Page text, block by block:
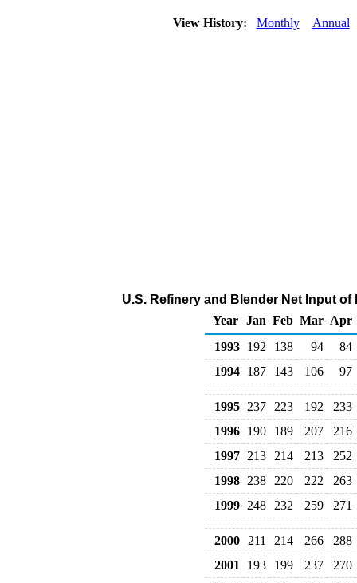
View History: Monthly Annual
U.S. Refinery and Blender Net Input
Year Jan Feb Mar Apr
1993 192 138 94
84
1994 187 143 106 97
1995 237 223 192
233
1996 190 189 207
216
1997 213 214 213
252
1998 238 220 222
263
1999 248 232 259 271
2000 211 214 266
288
2001
193 199 237
270